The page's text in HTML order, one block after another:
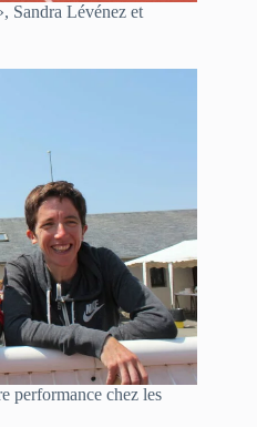
Sandra Lévénez et
performance chez les